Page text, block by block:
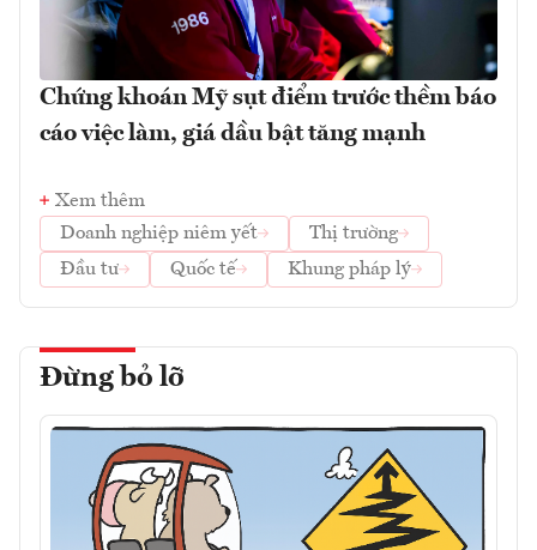
Chứng khoán Mỹ sụt điểm trước thềm báo
cáo việc làm, giá dầu bật tăng mạnh
Xem thêm
Doanh nghiệp niêm yết
Thị trường
Đầu tư
Quốc tế Khung pháp lý
Đừng bỏ lỡ